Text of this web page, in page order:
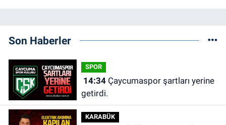
Son Haberler
SPOR
14:34Çaycumaspor şartları yerine
getirdi.
KARABÜK